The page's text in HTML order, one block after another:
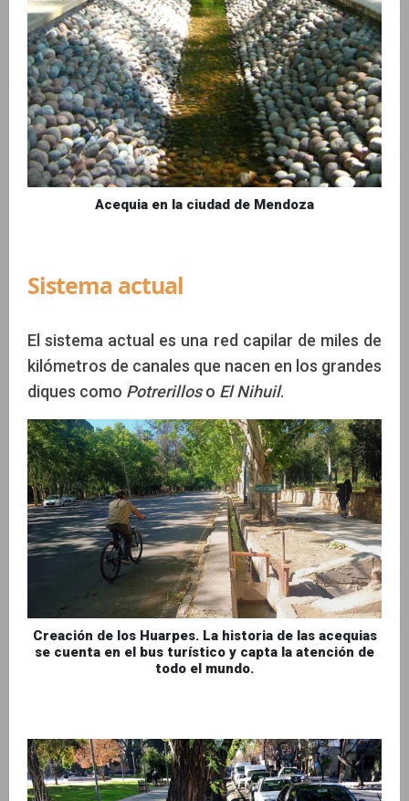
Acequia en la ciudad de Mendoza
Sistema actual
El sistema actual es una red capilar de miles de
kilómetros de canales que nacen en los grandes
diques como Potrerilloso El Nihuil.
Creación de los Huarpes. La historia de las acequias
se cuenta en el bus turístico y capta la atención de
todo el mundo.